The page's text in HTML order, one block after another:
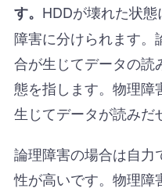
す。 HDDが壊れた状
障害に分けられます。
合が生じてデータの読
態を指します。物理障
生じてデータが読みだ
論理障害の場合は自力
性が高いです。物理障